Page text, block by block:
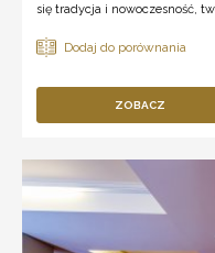
się tradycja i nowoczesność,
ZOBACZ